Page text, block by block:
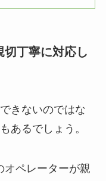
丁寧に対応し
きないのではな
あるでしょう。
オペレーターが親